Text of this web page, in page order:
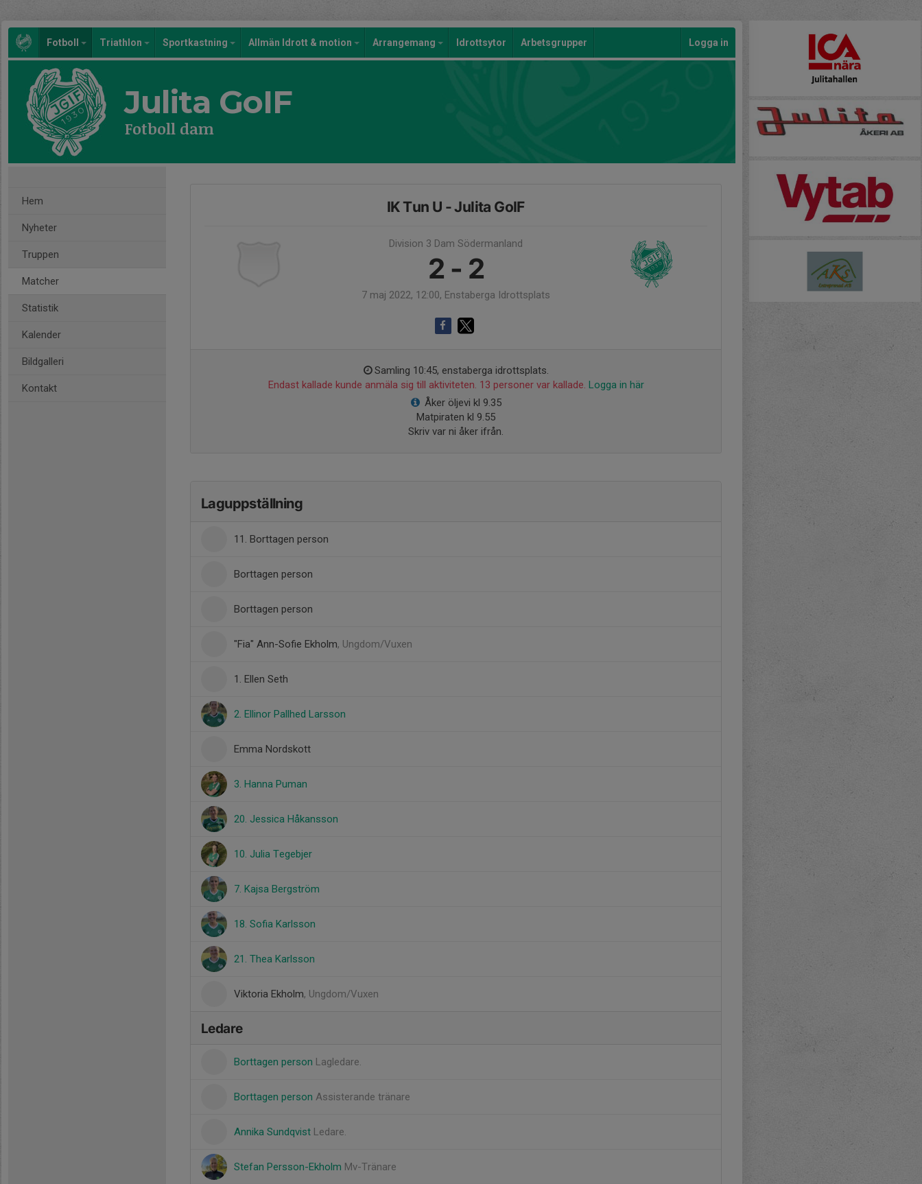
Fotboll Triathlon Sportkastning Allmän Idrott & motion Arrangemang Idrottsytor Arbetsgrupper Logga in
Julita GoIF
Fotboll dam
Hem
Nyheter
Truppen
Matcher
Statistik
Kalender
Bildgalleri
Kontakt
IK Tun U - Julita GoIF
Division 3 Dam Södermanland
2 - 2
7 maj 2022, 12:00, Enstaberga Idrottsplats
Samling 10:45, enstaberga idrottsplats.
Endast kallade kunde anmäla sig till aktiviteten. 13 personer var kallade. Logga in här
Åker öljevi kl 9.35
Matpiraten kl 9.55
Skriv var ni åker ifrån.
Laguppställning
11. Borttagen person
Borttagen person
Borttagen person
"Fia" Ann-Sofie Ekholm, Ungdom/Vuxen
1. Ellen Seth
2. Ellinor Pallhed Larsson
Emma Nordskott
3. Hanna Puman
20. Jessica Håkansson
10. Julia Tegebjer
7. Kajsa Bergström
18. Sofia Karlsson
21. Thea Karlsson
Viktoria Ekholm, Ungdom/Vuxen
Ledare
Borttagen person Lagledare.
Borttagen person Assisterande tränare
Annika Sundqvist Ledare.
Stefan Persson-Ekholm Mv-Tränare